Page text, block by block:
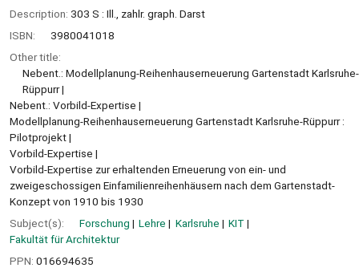
Description: 303 S : Ill., zahlr. graph. Darst
ISBN:
3980041018
Other title:
Nebent.: Modellplanung-Reihenhauserneuerung Gartenstadt Karlsruhe-
Rüppurr
Nebent.: Vorbild-Expertise
Modellplanung-Reihenhauserneuerung Gartenstadt Karlsruhe-Rüppurr :
Pilotprojekt
Vorbild-Expertise
Vorbild-Expertise zur erhaltenden Erneuerung von ein- und
zweigeschossigen Einfamilienreihenhäusern nach dem Gartenstadt-
Konzept von 1910 bis 1930
Subject(s):
Forschung Lehre Karlsruhe
KIT
Fakultät für Architektur
PPN: 016694635